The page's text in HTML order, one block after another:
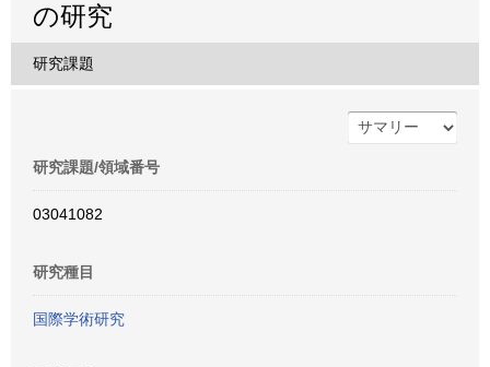
の研究
研究課題
研究課題/領域番号
03041082
研究種目
国際学術研究